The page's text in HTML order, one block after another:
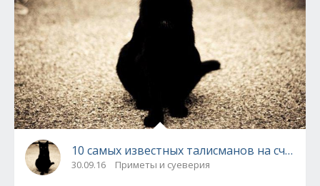
10 самых известных талисманов на счастье!
30.09.16 Приметы и суеверия